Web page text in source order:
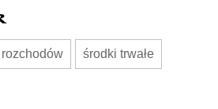
środki trwałe